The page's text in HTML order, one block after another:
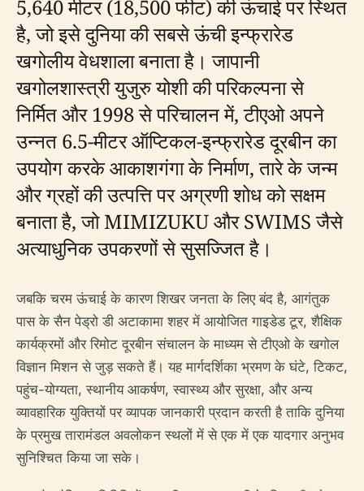
5,640 मीटर (18,500 फीट) की ऊंचाई पर स्थित
है, जो इसे दुनिया की सबसे ऊंची इन्फ्रारेड
खगोलीय वेधशाला बनाता है। जापानी
खगोलशास्त्री युजुरु योशी की परिकल्पना से
निर्मित और 1998 से परिचालन में, टीएओ अपने
उन्नत 6.5-मीटर ऑप्टिकल-इन्फ्रारेड दूरबीन का
उपयोग करके आकाशगंगा के निर्माण, तारे के जन्म
और ग्रहों की उत्पत्ति पर अग्रणी शोध को सक्षम
बनाता है, जो MIMIZUKU और SWIMS जैसे
अत्याधुनिक उपकरणों से सुसज्जित है।
जबकि चरम ऊंचाई के कारण शिखर जनता के लिए बंद है, आगंतुक
पास के सैन पेड्रो डी अटाकामा शहर में आयोजित गाइडेड टूर, शैक्षिक
कार्यक्रमों और रिमोट दूरबीन संचालन के माध्यम से टीएओ के खगोल
विज्ञान मिशन से जुड़ सकते हैं। यह मार्गदर्शिका भ्रमण के घंटे, टिकट,
पहुंच-योग्यता, स्थानीय आकर्षण, स्वास्थ्य और सुरक्षा, और अन्य
व्यावहारिक युक्तियों पर व्यापक जानकारी प्रदान करती है ताकि दुनिया
के प्रमुख तारामंडल अवलोकन स्थलों में से एक में एक यादगार अनुभव
सुनिश्चित किया जा सके।